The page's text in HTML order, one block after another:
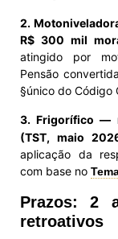
2.
R$ 300 mil
atingido por
Pensão
§único do Código
3. Frigorífico —
(TST, maio
aplicação da
com base no
Prazos: 2
retroativos